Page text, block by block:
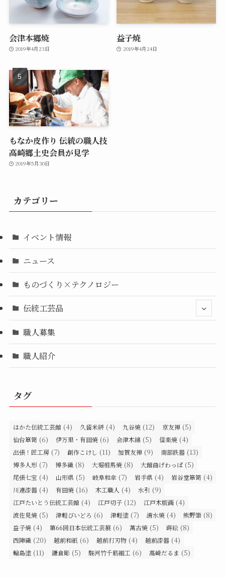
会津本郷焼
2019年4月23日
益子焼
2019年4月24日
もなか皮作り 伝統の職人技
高崎郷土史会員が見学
2019年5月30日
カテゴリー
イベント情報
ニュース
ものづくり×テクノロジー
伝統工芸品
職人募集
職人紹介
タグ
はかた伝統工芸館 (4) 久留米絣 (4) 九谷焼 (12) 京友禅 (5)
仙台箪笥 (6) 伊万里・有田焼 (6) 会津木綿 (5) 信楽焼 (4)
出張！匠工房 (7) 創作こけし (11) 加賀友禅 (9) 南部鉄器 (13)
博多人形 (7) 博多織 (8) 大堀相馬焼 (8) 大館曲げわっぱ (5)
尾張七宝 (4) 山形県 (5) 岐阜和傘 (7) 岩手県 (4) 岩谷堂箪笥 (4)
川連漆器 (4) 有田焼 (16) 木工職人 (4) 水引 (9)
江戸たいとう伝統工芸館 (4) 江戸切子 (12) 江戸木版画 (4)
波佐見焼 (5) 津軽びいどろ (6) 津軽塗 (7) 清水焼 (4) 熊野筆 (8)
益子焼 (4) 第66回日本伝統工芸展 (6) 萬古焼 (5) 蒔絵 (8)
西陣織 (20) 越前和紙 (6) 越前打刃物 (4) 越前漆器 (4)
輪島塗 (11) 鎌倉彫 (5) 駿河竹千筋細工 (6) 高崎だるま (5)